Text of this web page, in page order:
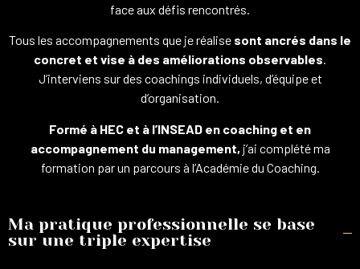
face aux défis rencontrés.
Tous les accompagnements que je réalise sont ancrés dans le
concret et vise à des améliorations observables.
J’interviens sur des coachings individuels, d’équipe et
d’organisation.
Formé à HEC et à l’INSEAD en coaching et en
accompagnement du management, j’ai complété ma
formation par un parcours à l’Académie du Coaching.
Ma pratique professionnelle se base
sur une triple expertise